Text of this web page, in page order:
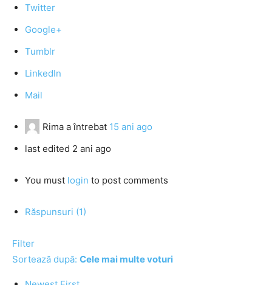
Twitter
Google+
Tumblr
LinkedIn
Mail
Rima a întrebat 15 ani ago
last edited 2 ani ago
You must login to post comments
Răspunsuri (1)
Filter
Sortează după: Cele mai multe voturi